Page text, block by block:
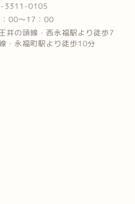
3311-0105
：00～17：00
井の頭線・西永福駅より徒歩7
・永福町駅より徒歩10分